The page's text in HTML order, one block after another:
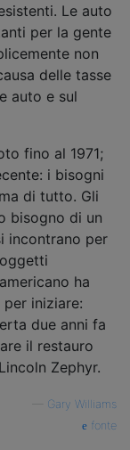
Le auto
per la gente
non
delle tasse
auto e sul
fino al 1971;
i bisogni
di tutto. Gli
bisogno di un
incontrano per
ha
iniziare:
due anni fa
il restauro
Zephyr.
Gary Williams
fonte